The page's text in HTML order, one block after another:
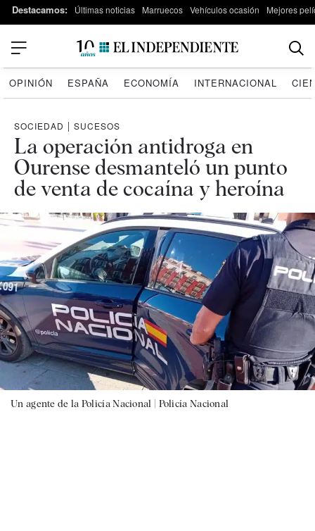
Destacamos: Últimas noticias Marruecos Vehículos ocasión Mejores
OPINIÓN ESPAÑA ECONOMÍA INTERNACIONAL
SOCIEDAD | SUCESOS
La operación antidroga en
Ourense desmanteló un punto
de venta de cocaína y heroína
Un agente de la Policía Nacional | Policía Nacional